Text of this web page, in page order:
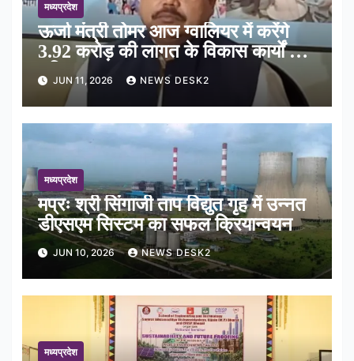
मध्यप्रदेश
ऊर्जा मंत्री तोमर आज ग्वालियर में करेंगे
3.92 करोड़ की लागत के विकास कार्यों का
भूमिपूजन
JUN 11, 2026 NEWS DESK2
मध्यप्रदेश
मप्रः श्री सिंगाजी ताप विद्युत गृह में उन्नत
डीएसएम सिस्टम का सफल क्रियान्वयन
JUN 10, 2026 NEWS DESK2
मध्यप्रदेश